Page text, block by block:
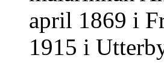
april 1869 i
1915 i